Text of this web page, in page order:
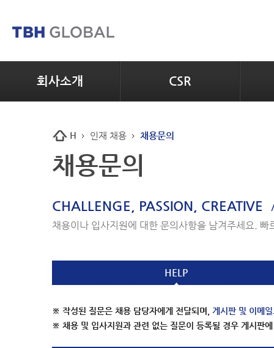
회사소개 CSR
H 인재 채용 채용문의
채용문의
CHALLENGE, PASSION, CREATIVE
채용이나 입사지원에 대한 문의사항을 남겨주세요.
HELP
※ 작성된 질문은 채용 담당자에게 전달되며, 게시판 및 이메
※ 채용 및 입사지원과 관련 없는 질문이 등록될 경우 게시판